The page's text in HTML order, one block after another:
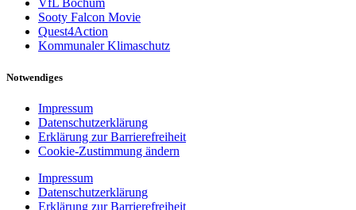
VfL Bochum
Sooty Falcon Movie
Quest4Action
Kommunaler Klimaschutz
Notwendiges
Impressum
Datenschutzerklärung
Erklärung zur Barrierefreiheit
Cookie-Zustimmung ändern
Impressum
Datenschutzerklärung
Erklärung zur Barrierefreiheit